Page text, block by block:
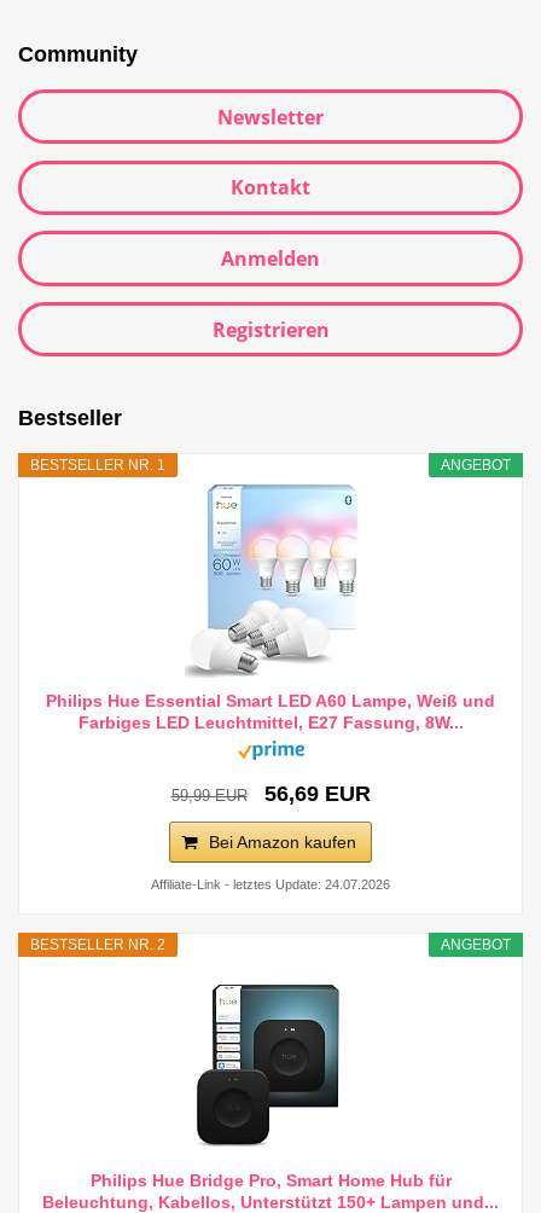
Community
Newsletter
Kontakt
Anmelden
Registrieren
Bestseller
ANGEBOT
BESTSELLER NR. 1
Philips Hue Essential Smart LED A60 Lampe, Weiß und
Farbiges LED Leuchtmittel, E27 Fassung, 8W...
59,99 EUR 56,69 EUR
Bei Amazon kaufen
Affiliate-Link - letztes Update: 24.07.2026
ANGEBOT
BESTSELLER NR. 2
Philips Hue Bridge Pro, Smart Home Hub für
Beleuchtung, Kabellos, Unterstützt 150+ Lampen und...